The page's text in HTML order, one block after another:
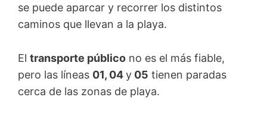
se puede aparcar y recorrer los distintos
caminos que llevan a la playa.
El transporte público no es el más fiable,
pero las líneas 01, 04y 05 tienen paradas
cerca de las zonas de playa.